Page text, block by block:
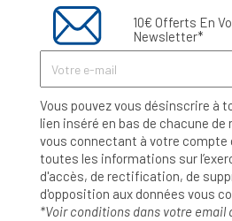
10€ Offerts En
Newsletter*
Vous pouvez vous désinscrire à
lien inséré en bas de chacune
vous connectant à votre compte
toutes les informations sur
d'accès, de rectification, de
d'opposition aux données vous
*Voir conditions dans votre email